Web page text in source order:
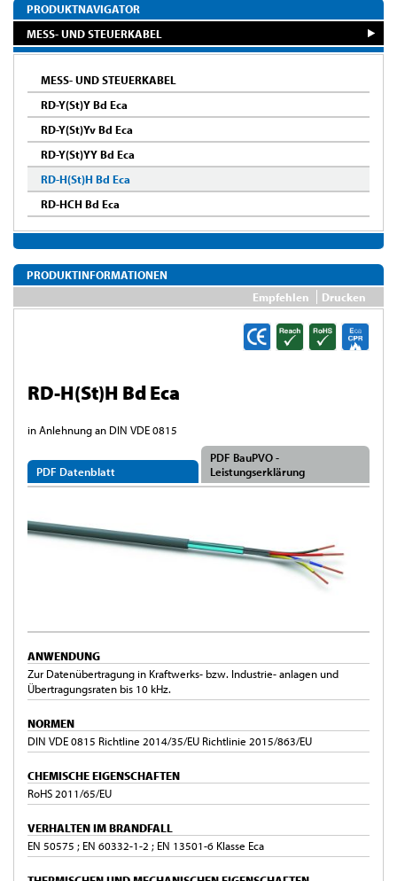
PRODUKTNAVIGATOR
MESS- UND STEUERKABEL
MESS- UND STEUERKABEL
RD-Y(St)Y Bd Eca
RD-Y(St)Yv Bd Eca
RD-Y(St)YY Bd Eca
RD-H(St)H Bd Eca
RD-HCH Bd Eca
PRODUKTINFORMATIONEN
Empfehlen
Drucken
RD-H(St)H Bd Eca
in Anlehnung an DIN VDE 0815
PDF Datenblatt
PDF BauPVO -
Leistungserklärung
ANWENDUNG
Zur Datenübertragung in Kraftwerks- bzw. Industrie- anlagen und
Übertragungsraten bis 10 kHz.
NORMEN
DIN VDE 0815 Richtline 2014/35/EU Richtlinie 2015/863/EU
CHEMISCHE EIGENSCHAFTEN
RoHS 2011/65/EU
VERHALTEN IM BRANDFALL
EN 50575 ; EN 60332-1-2 ; EN 13501-6 Klasse Eca